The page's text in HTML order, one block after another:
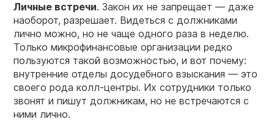
Личные встречи. Закон их не запрещает — даже
наоборот, разрешает. Видеться с должниками
лично можно, но не чаще одного раза в неделю.
Только микрофинансовые организации редко
пользуются такой возможностью, и вот почему:
внутренние отделы досудебного взыскания — это
своего рода колл-центры. Их сотрудники только
звонят и пишут должникам, но не встречаются с
ними лично.